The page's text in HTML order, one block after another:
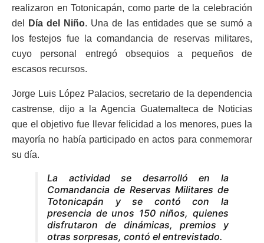
realizaron en Totonicapán, como parte de la celebración
del
Día del Niño. Una de las entidades que se sumó a
los festejos fue la comandancia de reservas militares,
cuyo personal entregó obsequios a pequeños de
escasos recursos.
Jorge Luis López Palacios, secretario de la dependencia
castrense, dijo a la Agencia Guatemalteca de Noticias
que el objetivo fue llevar felicidad a los menores, pues la
mayoría no había participado en actos para conmemorar
su día.
La actividad se desarrolló en la
Comandancia de Reservas Militares de
Totonicapán y se contó con la
presencia de unos 150 niños, quienes
disfrutaron de dinámicas, premios y
otras sorpresas, contó el entrevistado.